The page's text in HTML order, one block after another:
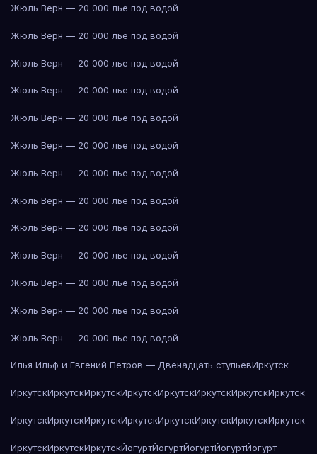
Жюль Верн — 20 000 лье под водой
Жюль Верн — 20 000 лье под водой
Жюль Верн — 20 000 лье под водой
Жюль Верн — 20 000 лье под водой
Жюль Верн — 20 000 лье под водой
Жюль Верн — 20 000 лье под водой
Жюль Верн — 20 000 лье под водой
Жюль Верн — 20 000 лье под водой
Жюль Верн — 20 000 лье под водой
Жюль Верн — 20 000 лье под водой
Жюль Верн — 20 000 лье под водой
Жюль Верн — 20 000 лье под водой
Жюль Верн — 20 000 лье под водой
Илья Ильф и Евгений Петров — Двенадцать стульевИркутск
ИркутскИркутскИркутскИркутскИркутскИркутскИркутскИркутск
ИркутскИркутскИркутскИркутскИркутскИркутскИркутскИркутск
ИркутскИркутскИркутскЙогуртЙогуртЙогуртЙогуртЙогурт